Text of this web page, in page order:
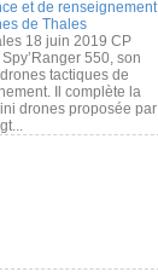
et de renseignement
de Thales
18 juin 2019 CP
550, son
tactiques de
Il complète la
drones proposée par